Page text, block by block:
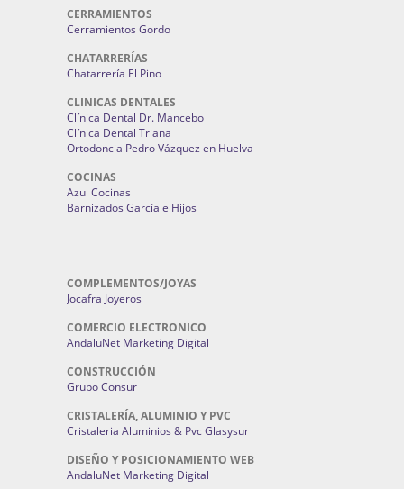
CERRAMIENTOS
Cerramientos Gordo
CHATARRERÍAS
Chatarrería El Pino
CLINICAS DENTALES
Clínica Dental Dr. Mancebo
Clínica Dental Triana
Ortodoncia Pedro Vázquez en Huelva
COCINAS
Azul Cocinas
Barnizados García e Hijos
COMPLEMENTOS/JOYAS
Jocafra Joyeros
COMERCIO ELECTRONICO
AndaluNet Marketing Digital
CONSTRUCCIÓN
Grupo Consur
CRISTALERÍA, ALUMINIO Y PVC
Cristaleria Aluminios & Pvc Glasysur
DISEÑO Y POSICIONAMIENTO WEB
AndaluNet Marketing Digital